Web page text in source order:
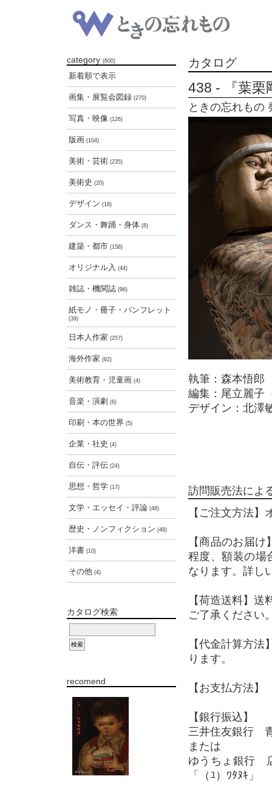
category (600)
新着順で表示
画集・展覧会図録 (270)
写真・映像 (126)
版画 (104)
美術・芸術 (235)
美術史 (20)
デザイン (18)
ダンス・舞踊・身体 (8)
建築・都市 (158)
オリジナル入 (44)
雑誌・機関誌 (96)
紙モノ・冊子・パンフレット
(39)
日本人作家 (257)
海外作家 (62)
美術教育・児童画 (4)
音楽・演劇 (6)
印刷・本の世界 (5)
企業・社史 (4)
自伝・評伝 (24)
思想・哲学 (17)
文学・エッセイ・評論 (48)
歴史・ノンフィクション (48)
洋書 (10)
その他 (4)
カタログ検索
recomend
カタログ
438 - 『葉栗
ときの忘れもの
執筆：森本悟郎
編集：尾立麗子
デザイン：北澤
訪問販売法によ
【ご注文方法
【商品のお届
程度、額装の場
なります。詳し
【荷造送料】
ご了承ください
【代金計算方
ります。
【お支払方法】
【銀行振込】
三井住友銀行
または
ゆうちょ銀行
「（ﾕ）ﾜﾀﾇｷ」